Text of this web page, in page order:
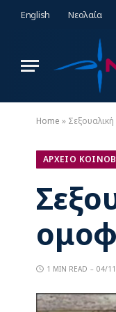
English Νεολαία
Home »
ΑΡΧΕΙΟ
1 MIN READ 04/